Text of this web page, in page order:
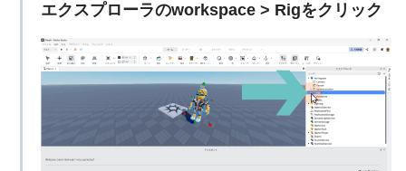
エクスプローラのworkspace > Rigをクリック